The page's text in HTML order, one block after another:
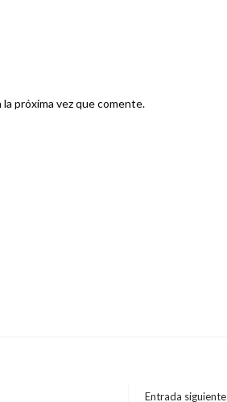
próxima vez que comente.
Entrada siguiente